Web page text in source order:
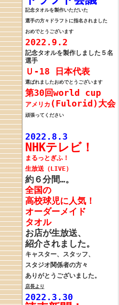
記念タオルを製作いただいた
選手の方々 ドラフトに指名されました
おめでとうございます
2022.9.2
記念タオルを製作しました ５名
選手
Ｕ‐18 日本代表
選ばれましたおめでとうございます
第30回world cup
アメリカ (Fulorid)大会
頑張ってください
2022.8.3
NHKテレビ！
まるっとぎふ！
生放送（LIVE）
約６分間…。
全国の
高校球児に人気！
オーダーメイド
タオル
お店が生放送、
紹介されました。
キャスター、スタッフ、
スタジオ関係者の方々
ありがとうございました。
店長より
2022.3.30